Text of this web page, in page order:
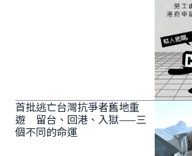
首批逃亡台灣抗爭者舊地重
遊 留台、回港、入獄——三
個不同的命運